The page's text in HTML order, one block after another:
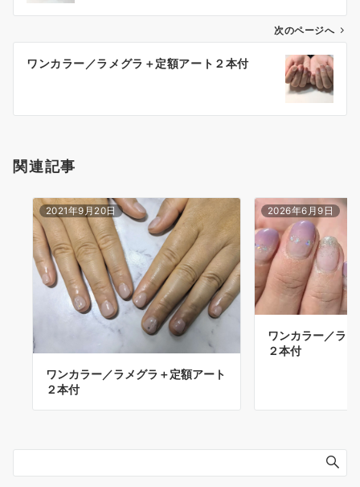
次のページへ
ワンカラー／ラメグラ＋定額アート２本付
関連記事
2021年9月20日
ワンカラー／ラメグラ＋定額アート
２本付
2026年6月9日
ワンカラー／ラ
２本付